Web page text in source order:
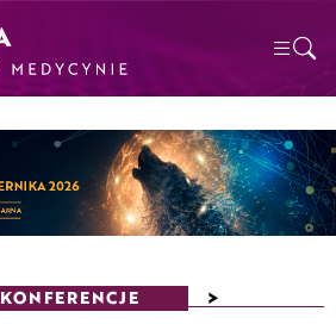
KONFERENCJE >